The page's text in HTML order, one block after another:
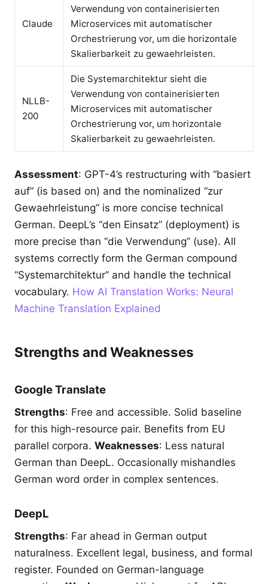
Claude
Verwendung von containerisierten
Microservices mit automatischer
Orchestrierung vor, um die horizontale
Skalierbarkeit zu gewaehrleisten.
NLLB-
200
Die Systemarchitektur sieht die
Verwendung von containerisierten
Microservices mit automatischer
Orchestrierung vor, um horizontale
Skalierbarkeit zu gewaehrleisten.
Assessment: GPT-4’s restructuring with “basiert
auf” (is based on) and the nominalized “zur
Gewaehrleistung” is more concise technical
German. DeepL’s “den Einsatz” (deployment) is
more precise than “die Verwendung” (use). All
systems correctly form the German compound
“Systemarchitektur” and handle the technical
vocabulary. How AI Translation Works: Neural
Machine Translation Explained
Strengths and Weaknesses
Google Translate
Strengths: Free and accessible. Solid baseline
for this high-resource pair. Benefits from EU
parallel corpora. Weaknesses: Less natural
German than DeepL. Occasionally mishandles
German word order in complex sentences.
DeepL
Strengths: Far ahead in German output
naturalness. Excellent legal, business, and formal
register. Founded on German-language